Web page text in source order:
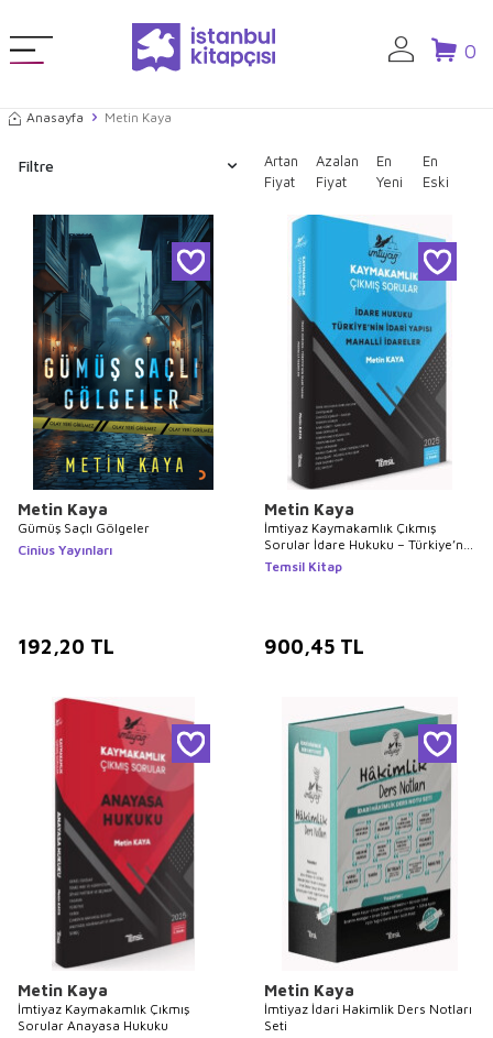
0
Anasayfa Metin Kaya
Filtre
Artan
Fiyat
Azalan
Fiyat
En
Yeni
En
Eski
Metin Kaya
Gümüş Saçlı Gölgeler
Cinius Yayınları
192,20 TL
Metin Kaya
İmtiyaz Kaymakamlık Çıkmış
Sorular İdare Hukuku – Türkiye’nin
İdari Yapısı – Mahalli İdareler
Temsil Kitap
900,45 TL
Metin Kaya
İmtiyaz Kaymakamlık Çıkmış
Sorular Anayasa Hukuku
Metin Kaya
İmtiyaz İdari Hakimlik Ders Notları
Seti